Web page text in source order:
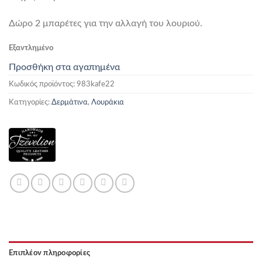
Δώρο 2 μπαρέτες για την αλλαγή του λουριού.
Εξαντλημένο
Προσθήκη στα αγαπημένα
Κωδικός προϊόντος: 983kafe22
Κατηγορίες: Δερμάτινα, Λουράκια
Επιπλέον πληροφορίες